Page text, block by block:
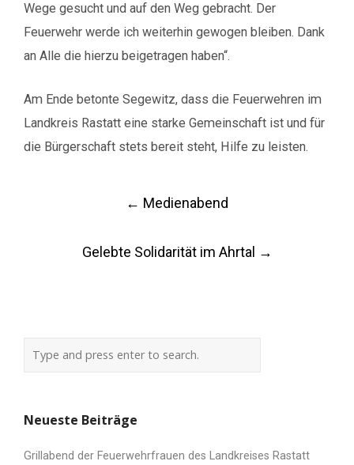
Wege gesucht und auf den Weg gebracht. Der
Feuerwehr werde ich weiterhin gewogen bleiben. Dank
an Alle die hierzu beigetragen haben“.
Am Ende betonte Segewitz, dass die Feuerwehren im
Landkreis Rastatt eine starke Gemeinschaft ist und für
die Bürgerschaft stets bereit steht, Hilfe zu leisten.
← Medienabend
Gelebte Solidarität im Ahrtal →
Neueste Beiträge
Grillabend der Feuerwehrfrauen des Landkreises Rastatt